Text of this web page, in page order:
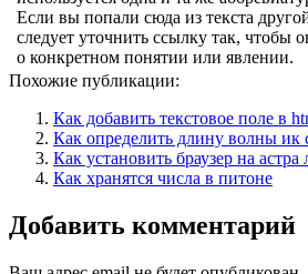
Если вы попали сюда из текста
следует уточнить ссылку так, чтобы
о конкретном понятии или явлении.
Похожие публикации:
Как добавить текстовое поле в
Как определить длину волны ик
Как установить браузер на астра
Как хранятся числа в питоне
Добавить комментарий